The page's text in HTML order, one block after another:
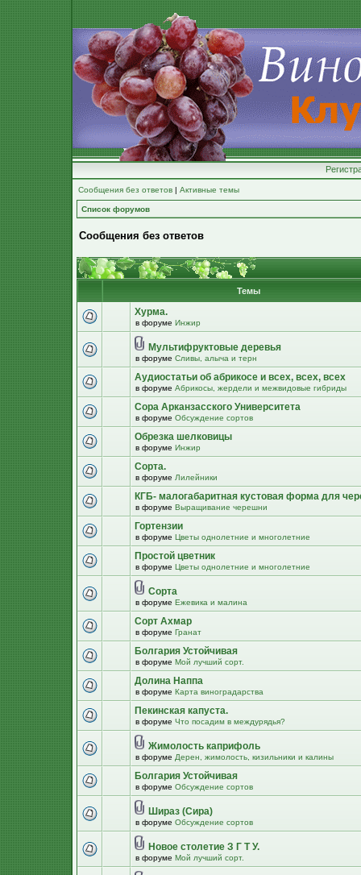
Сообщения без ответов | Активные темы
Список форумов
Сообщения без ответов
Темы
Хурма.
в форуме Инжир
Мультифруктовые деревья
в форуме Сливы, алыча и терн
Аудиостатьи об абрикосе и всех, всех, всех
в форуме Абрикосы, жердели и межвидовые гибриды
Сора Арканзасского Университета
в форуме Обсуждение сортов
Обрезка шелковицы
в форуме Инжир
Сорта.
в форуме Лилейники
КГБ- малогабаритная кустовая форма для
в форуме Выращивание черешни
Гортензии
в форуме Цветы однолетние и многолетние
Простой цветник
в форуме Цветы однолетние и многолетние
Сорта
в форуме Ежевика и малина
Сорт Ахмар
в форуме Гранат
Болгария Устойчивая
в форуме Мой лучший сорт.
Долина Наппа
в форуме Карта виноградарства
Пекинская капуста.
в форуме Что посадим в междурядья?
Жимолость каприфоль
в форуме Дерен, жимолость, кизильники и калины
Болгария Устойчивая
в форуме Обсуждение сортов
Шираз (Сира)
в форуме Обсуждение сортов
Новое столетие З Г Т У.
в форуме Мой лучший сорт.